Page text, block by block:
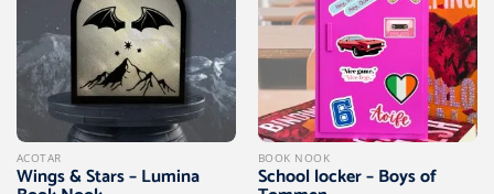
ACOTAR
Wings & Stars – Lumina
BOOK NOOK
School locker – Boys of